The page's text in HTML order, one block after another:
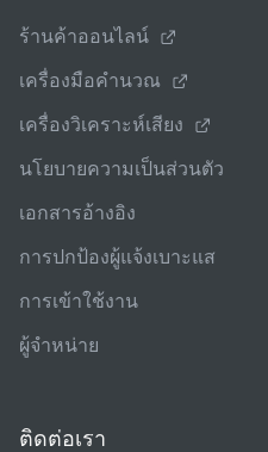
ร้านค้าออนไลน์
เครื่องมือคํานวณ
เครื่องวิเคราะห์เสียง
นโยบายความเป็นส่วนตัว
เอกสารอ้างอิง
การปกป้องผู้แจ้งเบาะแส
การเข้าใช้งาน
ผู้จําหน่าย
ติดต่อเรา